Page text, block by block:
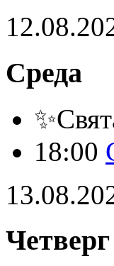
Среда
18:00
Четверг